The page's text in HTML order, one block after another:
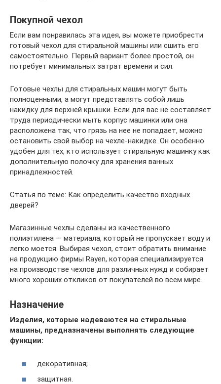
Покупной чехол
Если вам понравилась эта идея, вы можете приобрести
готовый чехол для стиральной машины или сшить его
самостоятельно. Первый вариант более простой, он
потребует минимальных затрат времени и сил.
Готовые чехлы для стиральных машин могут быть
полноценными, а могут представлять собой лишь
накидку для верхней крышки. Если для вас не составляет
труда периодически мыть корпус машинки или она
расположена так, что грязь на нее не попадает, можно
остановить свой выбор на чехле-накидке. Он особенно
удобен для тех, кто использует стиральную машинку как
дополнительную полочку для хранения ванных
принадлежностей.
Статья по теме: Как определить качество входных
дверей?
Магазинные чехлы сделаны из качественного
полиэтилена — материала, который не пропускает воду и
легко моется. Выбирая чехол, стоит обратить внимание
на продукцию фирмы Rayen, которая специализируется
на производстве чехлов для различных нужд и собирает
много хороших откликов от покупателей во всем мире.
Назначение
Изделия, которые надеваются на стиральные
машины, предназначены выполнять следующие
функции:
декоративная;
защитная.